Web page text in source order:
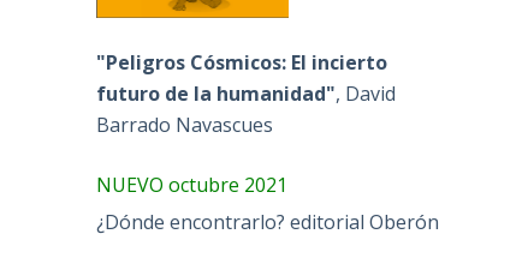
"Peligros Cósmicos: El incierto
futuro de la humanidad", David
Barrado Navascues
NUEVO octubre 2021
¿Dónde encontrarlo? editorial Oberón